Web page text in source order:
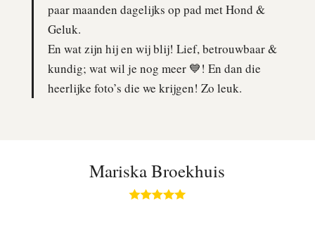
paar maanden dagelijks op pad met Hond &
Geluk.
En wat zijn hij en wij blij! Lief, betrouwbaar &
kundig; wat wil je nog meer 💙! En dan die
heerlijke foto’s die we krijgen! Zo leuk.
Mariska Broekhuis